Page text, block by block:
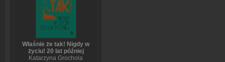
Właśnie że tak! Nigdy w
życiu! 20 lat później
Katarzyna Grochola